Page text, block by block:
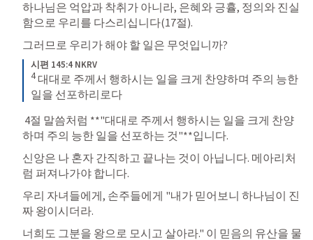
하나님은 억압과 착취가 아니라, 은혜와 긍휼, 정의와 진실
함으로 우리를 다스리십니다(17절).
그러므로 우리가 해야 할 일은 무엇입니까?
시편 145:4 NKRV
4 대대로 주께서 행하시는 일을 크게 찬양하며 주의 능한
일을 선포하리로다
하며 주의 능한 일을 선포하는 것"**입니다.
신앙은 나 혼자 간직하고 끝나는 것이 아닙니다. 메아리처
럼 퍼져나가야 합니다.
우리 자녀들에게, 손주들에게 "내가 믿어보니 하나님이 진
짜 왕이시더라.
너희도 그분을 왕으로 모시고 살아라." 이 믿음의 유산을 물